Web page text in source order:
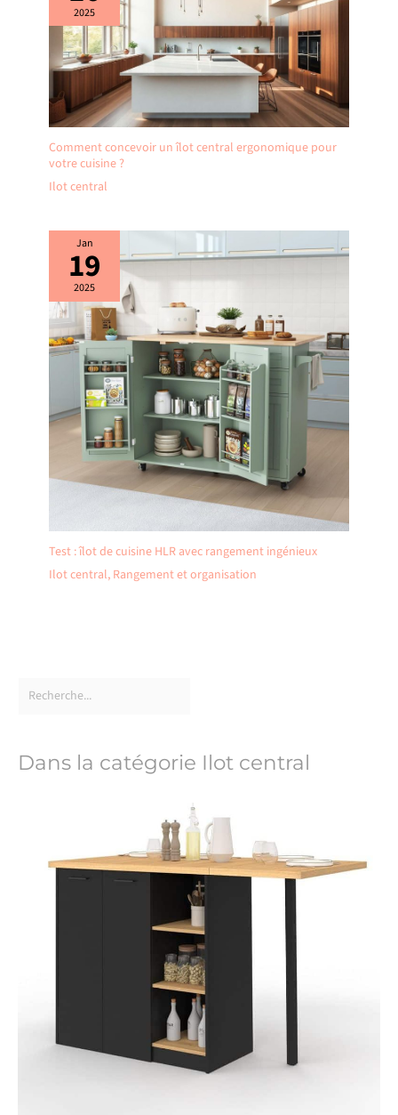
2025
Comment concevoir un îlot central ergonomique pour
votre cuisine ?
Ilot central
Jan
19
2025
Test : îlot de cuisine HLR avec rangement ingénieux
Ilot central, Rangement et organisation
Dans la catégorie Ilot central